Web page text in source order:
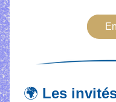
🌍 Les